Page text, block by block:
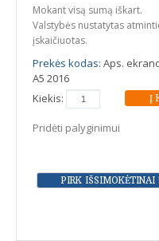
Mokant visą sumą iškart.
Valstybės nustatytas
įskaičiuotas.
Prekės kodas: Aps.
A5 2016
Kiekis:
Pridėti palyginimui